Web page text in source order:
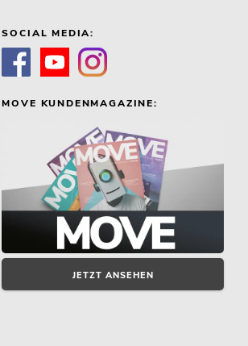
SOCIAL MEDIA:
MOVE KUNDENMAGAZINE:
JETZT ANSEHEN